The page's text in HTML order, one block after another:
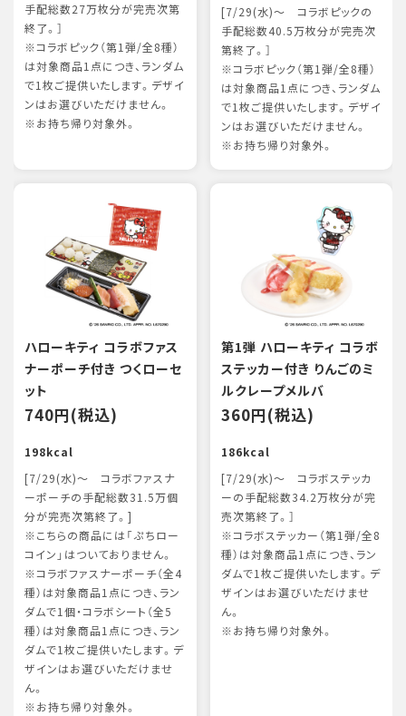
手配総数27万枚分が完売次第
終了。］
※コラボピック（第1弾/全8種）
は対象商品1点につき、ランダム
で1枚ご提供いたします。デザイ
ンはお選びいただけません。
※お持ち帰り対象外。
[7/29(水)～ コラボピックの
手配総数40.5万枚分が完売次
第終了。］
※コラボピック（第1弾/全8種）
は対象商品1点につき、ランダム
で1枚ご提供いたします。デザイ
ンはお選びいただけません。
※お持ち帰り対象外。
ハローキティ コラボファス
ナーポーチ付き つくローセ
ット
740円(税込)
198kcal
[7/29(水)～ コラボファスナ
ーポーチの手配総数31.5万個
分が完売次第終了。]
※こちらの商品には「ぷちロー
コイン」はついておりません。
※コラボファスナーポーチ（全4
種）は対象商品1点につき、ラン
ダムで1個・コラボシート（全5
種）は対象商品1点につき、ラン
ダムで1枚ご提供いたします。デ
ザインはお選びいただけませ
ん。
※お持ち帰り対象外。
第1弾 ハローキティ コラボ
ステッカー付き りんごのミ
ルクレープメルバ
360円(税込)
186kcal
[7/29(水)～ コラボステッカ
ーの手配総数34.2万枚分が完
売次第終了。］
※コラボステッカー（第1弾/全8
種）は対象商品1点につき、ラン
ダムで1枚ご提供いたします。デ
ザインはお選びいただけませ
ん。
※お持ち帰り対象外。